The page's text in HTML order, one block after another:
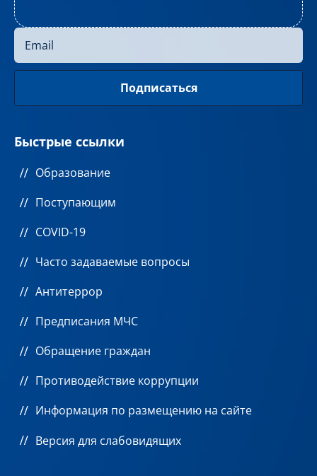
Быстрые ссылки
Образование
Поступающим
COVID-19
Часто задаваемые вопросы
Антитеррор
Предписания МЧС
Обращение граждан
Противодействие коррупции
Информация по размещению на сайте
Версия для слабовидящих